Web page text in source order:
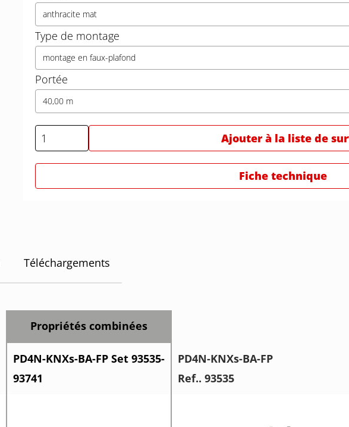
anthracite mat
Type de montage
montage en faux-plafond
Portée
40,00 m
Ajouter à la liste de
Fiche technique
Téléchargements
Propriétés combinées
PD4N-KNXs-BA-FP Set 93535-
93741
PD4N-KNXs-BA-FP
Ref.. 93535